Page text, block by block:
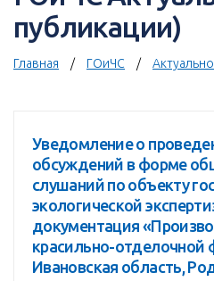
публикации)
Главная ГОиЧС
Уведомление о
обсуждений в форме
слушаний по объекту
экологической
документация
красильно-отделочной
Ивановская область,